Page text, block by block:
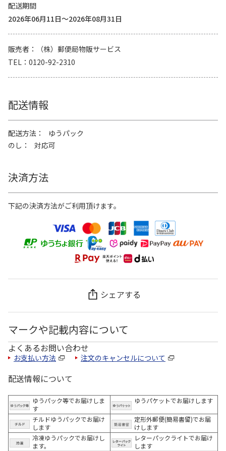
配送期間
2026年06月11日～2026年08月31日
販売者
（株）郵便局物販サービス
TEL
0120-92-2310
配送情報
配送方法
ゆうパック
のし
対応可
決済方法
下記の決済方法がご利用頂けます。
シェアする
マークや記載内容について
よくあるお問い合わせ
お支払い方法 注文のキャンセルについて
配送情報について
ゆうパック等でお届けしま
す
ゆうパケットでお届けします
チルドゆうパックでお届け
します
定形外郵便(簡易書留)でお届
けします
冷凍ゆうパックでお届けし
ます。
レターパックライトでお届け
します